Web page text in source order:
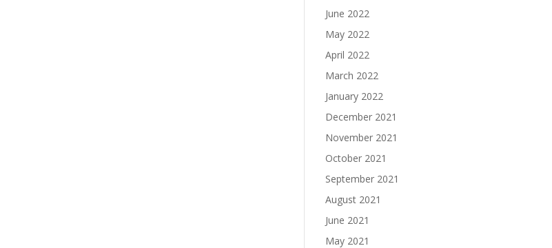
June 2022
May 2022
April 2022
March 2022
January 2022
December 2021
November 2021
October 2021
September 2021
August 2021
June 2021
May 2021